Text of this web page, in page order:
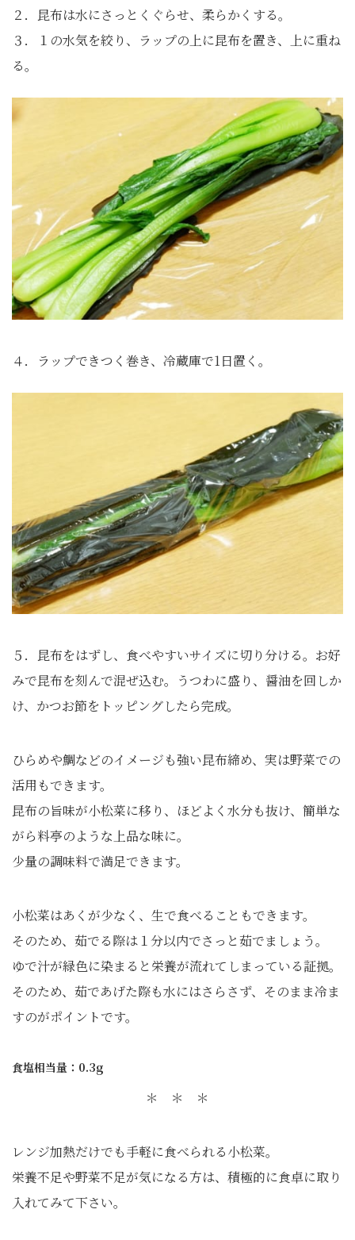
２．昆布は水にさっとくぐらせ、柔らかくする。
３．１の水気を絞り、ラップの上に昆布を置き、上に重ね
る。
４．ラップできつく巻き、冷蔵庫で1日置く。
５．昆布をはずし、食べやすいサイズに切り分ける。お好
みで昆布を刻んで混ぜ込む。うつわに盛り、醤油を回しか
け、かつお節をトッピングしたら完成。
ひらめや鯛などのイメージも強い昆布締め、実は野菜での
活用もできます。
昆布の旨味が小松菜に移り、ほどよく水分も抜け、簡単な
がら料亭のような上品な味に。
少量の調味料で満足できます。
小松菜はあくが少なく、生で食べることもできます。
そのため、茹でる際は１分以内でさっと茹でましょう。
ゆで汁が緑色に染まると栄養が流れてしまっている証拠。
そのため、茹であげた際も水にはさらさず、そのまま冷ま
すのがポイントです。
食塩相当量：0.3g
＊ ＊ ＊
レンジ加熱だけでも手軽に食べられる小松菜。
栄養不足や野菜不足が気になる方は、積極的に食卓に取り
入れてみて下さい。